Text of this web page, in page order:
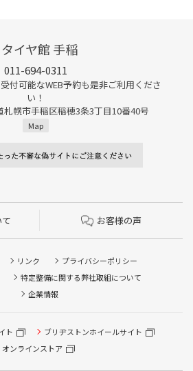
タイヤ館 手稲
011-694-0311
付可能なWEB予約も是非ご利用くださ
い！
幌市手稲区稲穂3条3丁目10番40号
Map
お客様の声
リンク
プライバシーポリシー
特定整備に関する弊社取組について
企業情報
ト
ブリヂストンホイールサイト
オンラインストア
検/タイヤ履き替え/オイル交換/その他